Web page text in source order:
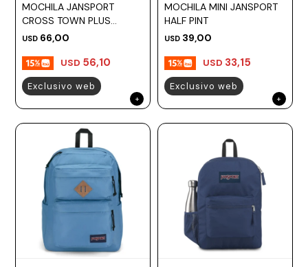
MOCHILA JANSPORT
CROSS TOWN PLUS
PASTEL LILAC
USD 66,00
USD 56,10
Exclusivo web
MOCHILA MINI JANSPORT
HALF PINT
USD 39,00
USD 33,15
Exclusivo web